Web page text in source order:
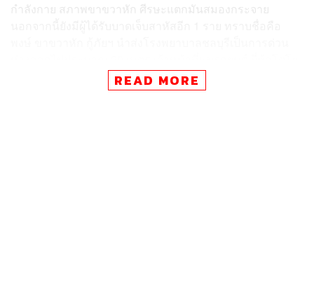
กำลังกาย สภาพขาขวาหัก ศีรษะแตกมันสมองกระจาย
ต้า วีออส สีดำ หมายเลขทะเบียน กจ 8061 มหาสารคาม
สภาพด้านหน้ามีรอยชน และด้านท้ายรถพังยับเยิน โดยมี
READ MORE